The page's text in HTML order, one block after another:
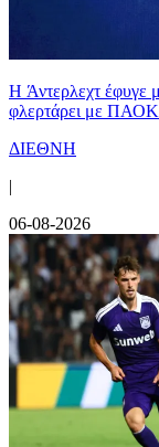
H Άντερλεχτ έφυγε
φλερτάρει με
ΔΙΕΘΝΗ
|
06-08-2026